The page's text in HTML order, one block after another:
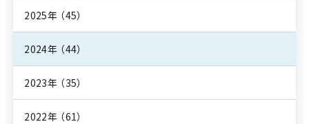
2025年 （45）
2024年 （44）
2023年 （35）
2022年 （61）